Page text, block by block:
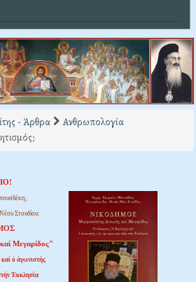
- Άρθρα
Ανθρωπολογία
Στουδίου:
Μεγαρίδος"
ὁ ἀγωνιστής
Ἐκκλησία